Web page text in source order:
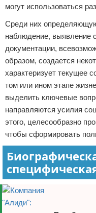
могут использоваться
Среди них
наблюдение, выявление
документации,
образом, создается
характеризует текущее
том или ином этапе
выделить ключевые
направляются усилия
этого, целесообразно
чтобы сформировать